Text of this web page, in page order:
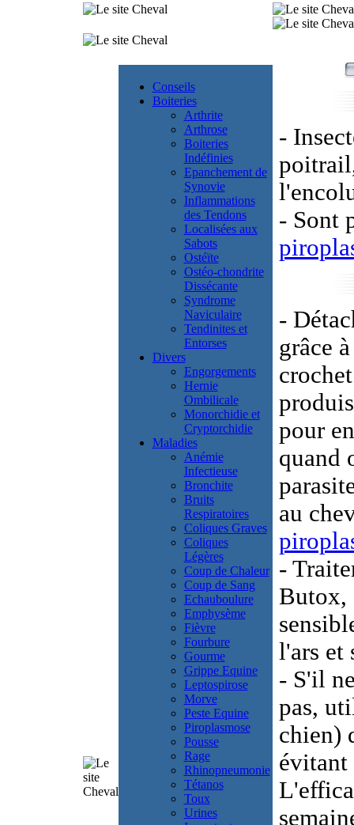
Conseils
Boiteries
Arthrite
Arthrose
Boiteries
Indéfinies
Epanchement de
Synovie
Inflammations
des Tendons
Localisées aux
Sabots
Ostéïte
Ostéo-chondrite
Dissécante
Syndrome
Naviculaire
Tendinites et
Entorses
Divers
Engorgements
Hernie
Ombilicale
Monorchidie et
Cryptorchidie
Maladies
Anémie
Infectieuse
Bronchite
Bruits
Respiratoires
Coliques Graves
Coliques
Légères
Coup de Chaleur
Coup de Sang
Echauboulure
Emphysème
Fièvre
Fourbure
Gourme
Grippe Equine
Leptospirose
Morve
Peste Equine
Piroplasmose
Pousse
Rage
Rhinopneumonie
Tétanos
Toux
Urines
-
- Sont
-
grâce
pour
quand
au
-
Butox,
l'ars et
- S'il
pas,
chien)
évitant